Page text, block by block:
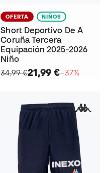
OFERTA NIÑOS
Short Deportivo De A
Coruña Tercera
Equipación 2025-2026
Niño
34,99 €21,99 €−37%